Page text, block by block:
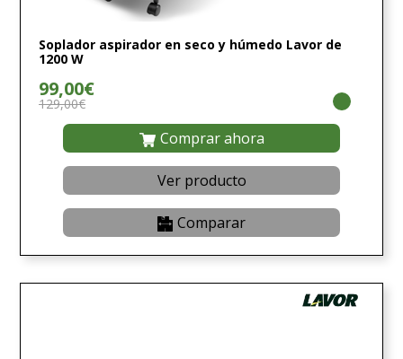
Soplador aspirador en seco y húmedo Lavor de
1200 W
99,00€
129,00€
Comprar ahora
Ver producto
Comparar